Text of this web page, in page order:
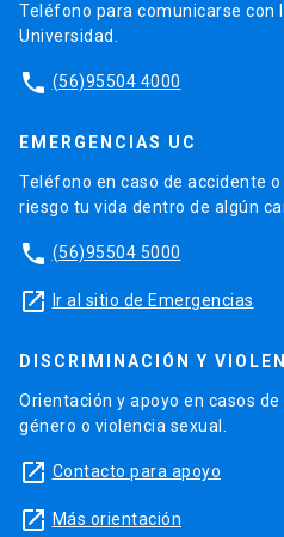
Teléfono para comunicarse con
Universidad.
phone (56)95504 4000
EMERGENCIAS UC
Teléfono en caso de accidente
riesgo tu vida dentro de algún
phone (56)95504 5000
launch Ir al sitio de Emergencias
DISCRIMINACIÓN Y
Orientación y apoyo en casos
género o violencia sexual.
launch Contacto para apoyo
launch Más orientación